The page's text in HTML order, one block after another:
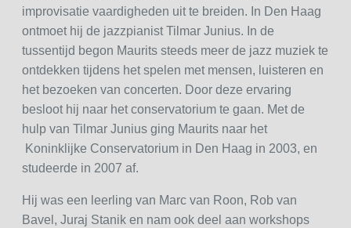
improvisatie vaardigheden uit te breiden. In Den Haag
ontmoet hij de jazzpianist Tilmar Junius. In de
tussentijd begon Maurits steeds meer de jazz muziek te
ontdekken tijdens het spelen met mensen, luisteren en
het bezoeken van concerten. Door deze ervaring
besloot hij naar het conservatorium te gaan. Met de
hulp van Tilmar Junius ging Maurits naar het
Koninklijke Conservatorium in Den Haag in 2003, en
studeerde in 2007 af.
Hij was een leerling van Marc van Roon, Rob van
Bavel, Juraj Stanik en nam ook deel aan workshops